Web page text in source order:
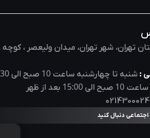
تهران، شهر تهران، میدان ولیعصر ، کوچه
: شنبه تا چهارشنبه ساعت صبح الی
ساعت
صبح الی 15:00 بعد از ظهر
دنبال کنید